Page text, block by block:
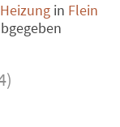
in Flein